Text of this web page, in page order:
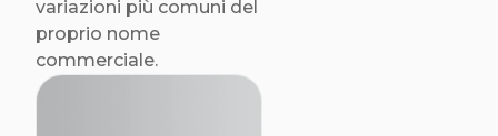
variazioni più comuni del
proprio nome
commerciale.